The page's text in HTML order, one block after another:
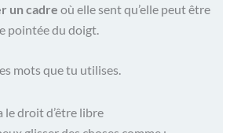
un cadre où elle sent qu’elle peut être
pointée du doigt.
mots que tu utilises.
le droit d’être libre